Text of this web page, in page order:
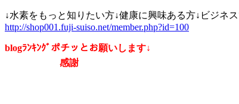
↓水素をもっと知りたい方↓健康に興味ある方↓ビジネ
http://shop001.fuji-suiso.net/member.php?id=100
blogﾗﾝｷﾝｸﾞポチッとお願いします↓
感謝